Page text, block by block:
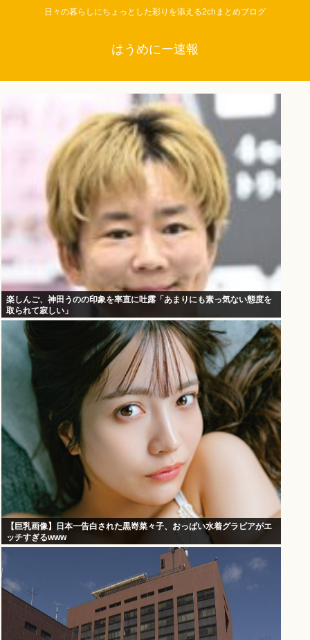
日々の暮らしにちょっとした彩りを添える2chまとめブログ
はうめにー速報
楽しんご、神田うのの印象を率直に吐露「あまりにも素っ気ない態度を
取られて寂しい」
【巨乳画像】日本一告白された黒嵜菜々子、おっぱい水着グラビアがエ
ッチすぎるwww